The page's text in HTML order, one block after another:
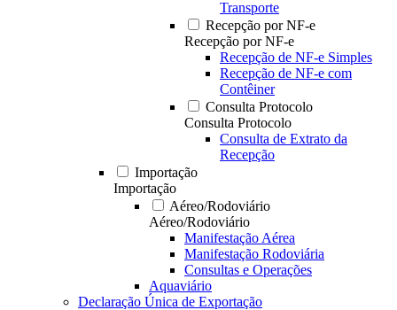
Transporte
Recepção por NF-e
Recepção por NF-e
Recepção de NF-e Simples
Recepção de NF-e com
Contêiner
Consulta Protocolo
Consulta Protocolo
Consulta de Extrato da
Recepção
Importação
Importação
Aéreo/Rodoviário
Aéreo/Rodoviário
Manifestação Aérea
Manifestação Rodoviária
Consultas e Operações
Aquaviário
Declaração Única de Exportação